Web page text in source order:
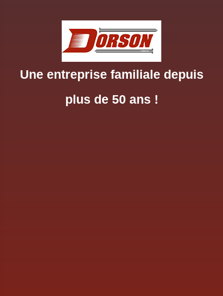
Une entreprise familiale depuis
plus de 50 ans !